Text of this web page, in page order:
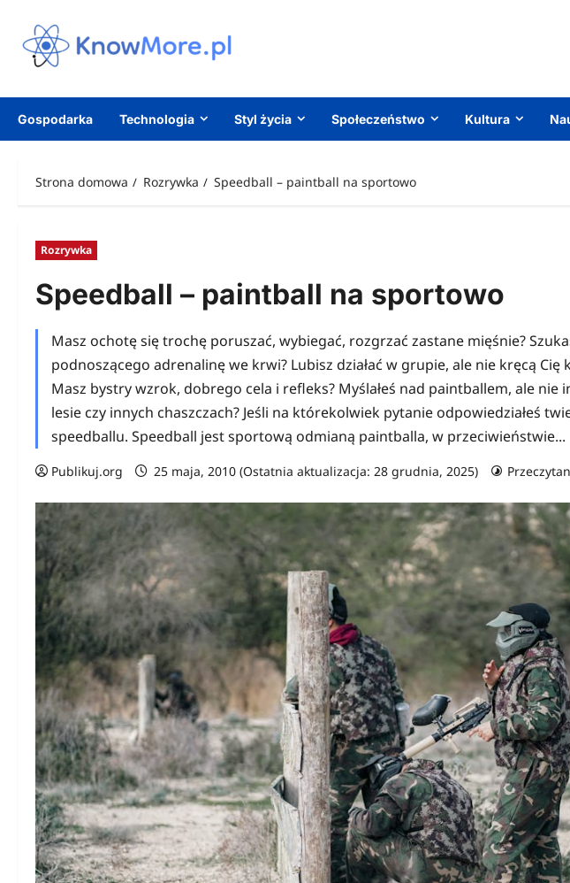
treści
Gospodarka Technologia Styl życia Społeczeństwo Kultura
Strona domowa Rozrywka Speedball – paintball na sportowo
Rozrywka
Speedball – paintball na sportowo
Masz ochotę się trochę poruszać, wybiegać, rozgrzać zastane mięśnie?
podnoszącego adrenalinę we krwi? Lubisz działać w grupie, ale nie kręcą
Masz bystry wzrok, dobrego cela i refleks? Myślałeś nad paintballem, ale nie
lesie czy innych chaszczach? Jeśli na którekolwiek pytanie odpowiedziałeś
speedballu. Speedball jest sportową odmianą paintballa, w przeciwieństwie...
Publikuj.org 25 maja, 2010 (Ostatnia aktualizacja: 28 grudnia, 2025)